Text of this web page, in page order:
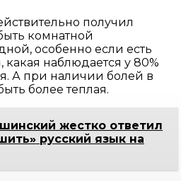
получил
комнатной
особенно если есть
какая наблюдается у 80%
А при наличии болей в
более теплая.
жестко ответил
русский язык на